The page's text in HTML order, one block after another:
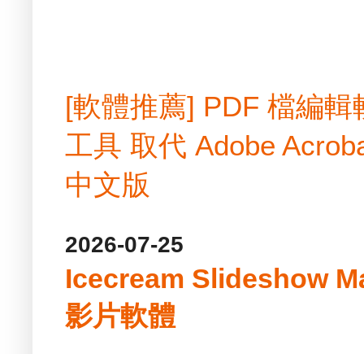
[軟體推薦] PDF 檔編
工具 取代 Adobe
中文版
2026-07-25
Icecream Slideshow
影片軟體